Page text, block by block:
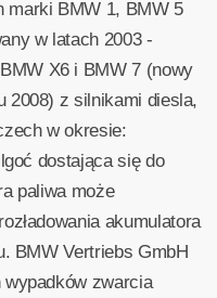
marki BMW 1, BMW 5
w latach 2003 -
X6 i BMW 7 (nowy
2008) z silnikami diesla,
w okresie:
dostająca się do
paliwa może
akumulatora
BMW Vertriebs GmbH
zwarcia